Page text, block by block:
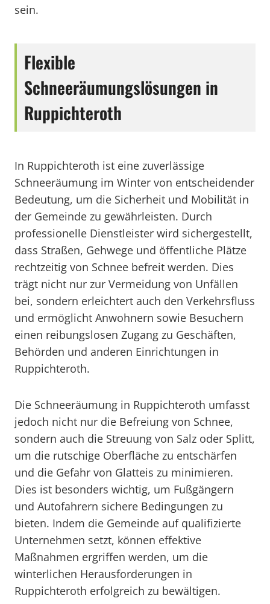
sein.
Flexible
Schneeräumungslösungen in
Ruppichteroth
In Ruppichteroth ist eine zuverlässige
Schneeräumung im Winter von entscheidender
Bedeutung, um die Sicherheit und Mobilität in
der Gemeinde zu gewährleisten. Durch
professionelle Dienstleister wird sichergestellt,
dass Straßen, Gehwege und öffentliche Plätze
rechtzeitig von Schnee befreit werden. Dies
trägt nicht nur zur Vermeidung von Unfällen
bei, sondern erleichtert auch den Verkehrsfluss
und ermöglicht Anwohnern sowie Besuchern
einen reibungslosen Zugang zu Geschäften,
Behörden und anderen Einrichtungen in
Ruppichteroth.
Die Schneeräumung in Ruppichteroth umfasst
jedoch nicht nur die Befreiung von Schnee,
sondern auch die Streuung von Salz oder Splitt,
um die rutschige Oberfläche zu entschärfen
und die Gefahr von Glatteis zu minimieren.
Dies ist besonders wichtig, um Fußgängern
und Autofahrern sichere Bedingungen zu
bieten. Indem die Gemeinde auf qualifizierte
Unternehmen setzt, können effektive
Maßnahmen ergriffen werden, um die
winterlichen Herausforderungen in
Ruppichteroth erfolgreich zu bewältigen.